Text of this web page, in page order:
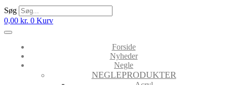
Søg
0,00 kr. 0 Kurv
Forside
Nyheder
Negle
NEGLEPRODUKTER